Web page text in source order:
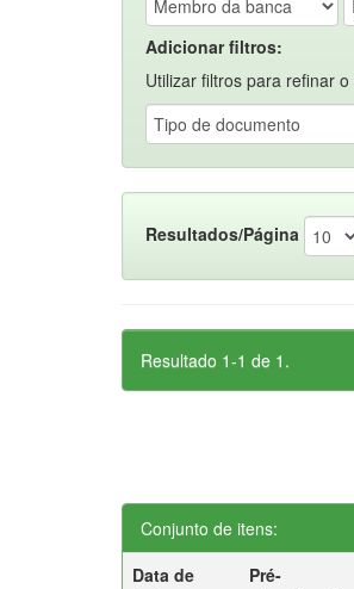
Adicionar filtros:
Utilizar filtros para refinar
Resultados/Página
Resultado 1-1 de 1.
Conjunto de itens:
Data de
Pré-